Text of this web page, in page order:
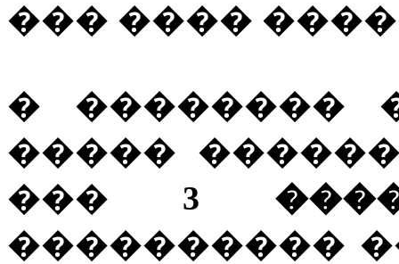
��� ����
� ��������
�����
��� 3
����������